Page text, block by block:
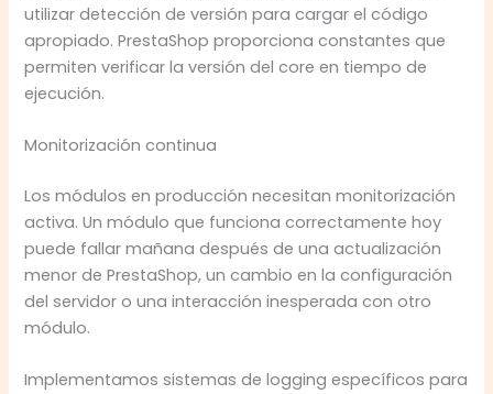
utilizar detección de versión para cargar el código
apropiado. PrestaShop proporciona constantes que
permiten verificar la versión del core en tiempo de
ejecución.
Monitorización continua
Los módulos en producción necesitan monitorización
activa. Un módulo que funciona correctamente hoy
puede fallar mañana después de una actualización
menor de PrestaShop, un cambio en la configuración
del servidor o una interacción inesperada con otro
módulo.
Implementamos sistemas de logging específicos para